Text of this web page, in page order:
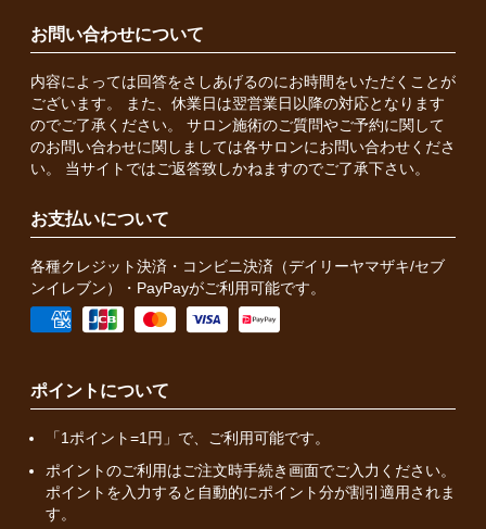
お問い合わせについて
内容によっては回答をさしあげるのにお時間をいただくことが
ございます。 また、休業日は翌営業日以降の対応となります
のでご了承ください。 サロン施術のご質問やご予約に関して
のお問い合わせに関しましては各サロンにお問い合わせくださ
い。 当サイトではご返答致しかねますのでご了承下さい。
お支払いについて
各種クレジット決済・コンビニ決済（デイリーヤマザキ/セブ
ンイレブン）・PayPayがご利用可能です。
ポイントについて
「1ポイント=1円」で、ご利用可能です。
ポイントのご利用はご注文時手続き画面でご入力ください。
ポイントを入力すると自動的にポイント分が割引適用されま
す。